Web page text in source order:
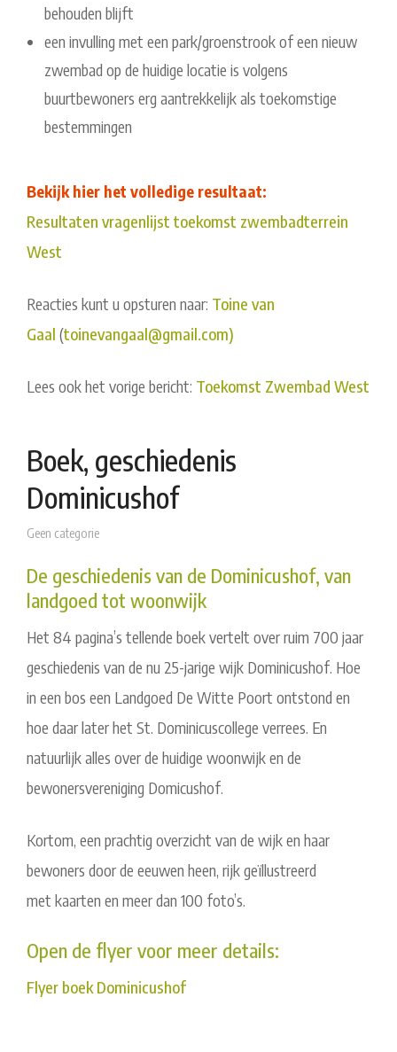
behouden blijft
een invulling met een park/groenstrook of een nieuw
zwembad op de huidige locatie is volgens
buurtbewoners erg aantrekkelijk als toekomstige
bestemmingen
Bekijk hier het volledige resultaat:
Resultaten vragenlijst toekomst zwembadterrein
West
Reacties kunt u opsturen naar: Toine van
Gaal (toinevangaal@gmail.com)
Lees ook het vorige bericht: Toekomst Zwembad West
Boek, geschiedenis
Dominicushof
Geen categorie
De geschiedenis van de Dominicushof, van
landgoed tot woonwijk
Het 84 pagina’s tellende boek vertelt over ruim 700 jaar
geschiedenis van de nu 25-jarige wijk Dominicushof. Hoe
in een bos een Landgoed De Witte Poort ontstond en
hoe daar later het St. Dominicuscollege verrees. En
natuurlijk alles over de huidige woonwijk en de
bewonersvereniging Domicushof.
Kortom, een prachtig overzicht van de wijk en haar
bewoners door de eeuwen heen, rijk geïllustreerd
met kaarten en meer dan 100 foto’s.
Open de flyer voor meer details:
Flyer boek Dominicushof